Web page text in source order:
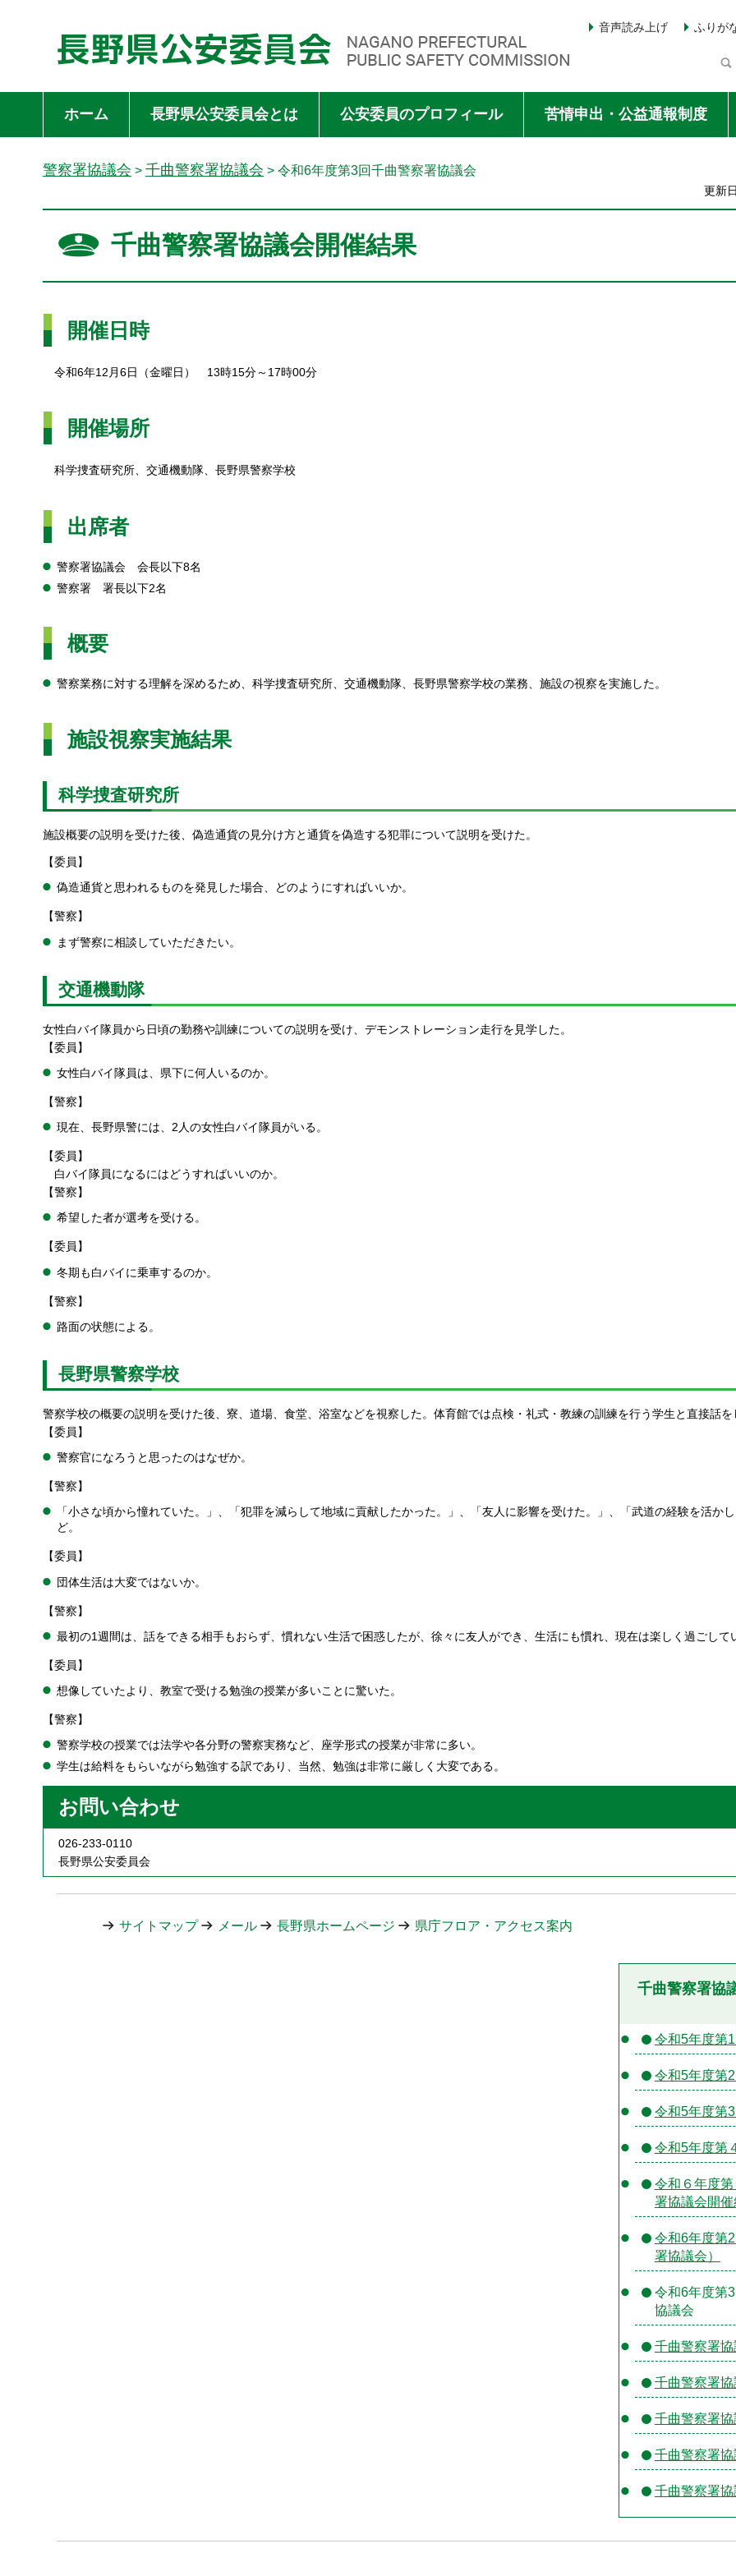
長野県公安委員会 NAGANO PREFECTURAL PUBLIC SAFETY COMMISSION
音声読み上げ ふりが
ホーム 長野県公安委員会とは 公安委員のプロフィール 苦情申出・公益通報制度
警察署協議会 > 千曲警察署協議会 > 令和6年度第3回千曲警察署協議会
更新
千曲警察署協議会開催結果
開催日時
令和6年12月6日（金曜日） 13時15分～17時00分
開催場所
科学捜査研究所、交通機動隊、長野県警察学校
出席者
警察署協議会 会長以下8名
警察署 署長以下2名
概要
警察業務に対する理解を深めるため、科学捜査研究所、交通機動隊、長野県警察学校の業務、施設の視察を実施した。
施設視察実施結果
科学捜査研究所
施設概要の説明を受けた後、偽造通貨の見分け方と通貨を偽造する犯罪について説明を受けた。
【委員】
偽造通貨と思われるものを発見した場合、どのようにすればいいか。
【警察】
まず警察に相談していただきたい。
交通機動隊
女性白バイ隊員から日頃の勤務や訓練についての説明を受け、デモンストレーション走行を見学した。
【委員】
女性白バイ隊員は、県下に何人いるのか。
【警察】
現在、長野県警には、2人の女性白バイ隊員がいる。
【委員】
白バイ隊員になるにはどうすればいいのか。
【警察】
希望した者が選考を受ける。
【委員】
冬期も白バイに乗車するのか。
【警察】
路面の状態による。
長野県警察学校
警察学校の概要の説明を受けた後、寮、道場、食堂、浴室などを視察した。体育館では点検・礼式・教練の訓練を行う学生と直接話を
【委員】
警察官になろうと思ったのはなぜか。
【警察】
「小さな頃から憧れていた。」、「犯罪を減らして地域に貢献したかった。」、「友人に影響を受けた。」、「武道の経験を活か
ど。
【委員】
団体生活は大変ではないか。
【警察】
最初の1週間は、話をできる相手もおらず、慣れない生活で困惑したが、徐々に友人ができ、生活にも慣れ、現在は楽しく過ごして
【委員】
想像していたより、教室で受ける勉強の授業が多いことに驚いた。
【警察】
警察学校の授業では法学や各分野の警察実務など、座学形式の授業が非常に多い。
学生は給料をもらいながら勉強する訳であり、当然、勉強は非常に厳しく大変である。
お問い合わせ
026-233-0110
長野県公安委員会
千曲警察署協
令和5年度第
令和5年度第
令和5年度第
令和5年度第
令和６年度
署協議会開
令和6年度第
署協議会）
令和6年度第
協議会
千曲警察署
千曲警察署
千曲警察署
千曲警察署
千曲警察署
サイトマップ メール 長野県ホームページ 県庁フロア・アクセス案内